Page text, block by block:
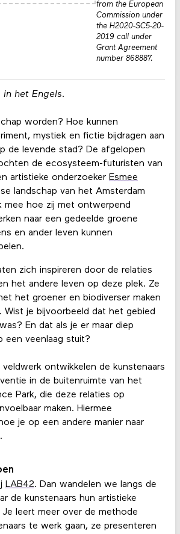
in het Engels.
worden? Hoe kunnen
mystiek en fictie bijdragen aan
de levende stad? De afgelopen
de ecosysteem-futuristen van
artistieke onderzoeker Esmee
landschap van het Amsterdam
mee hoe zij met ontwerpend
naar een gedeelde groene
en ander leven kunnen
zich inspireren door de relaties
het andere leven op deze plek. Ze
het groener en biodiverser maken
Wist je bijvoorbeeld dat het gebied
En dat als je er maar diep
een veenlaag stuit?
veldwerk ontwikkelen de kunstenaars
in de buitenruimte van het
Park, die deze relaties op
maken. Hiermee
je op een andere manier naar
LAB42. Dan wandelen we langs de
de kunstenaars hun artistieke
leert meer over de methode
te werk gaan, ze presenteren
from the European
Commission under
the H2020-SC5-20-
2019 call under
Grant Agreement
number 868887.